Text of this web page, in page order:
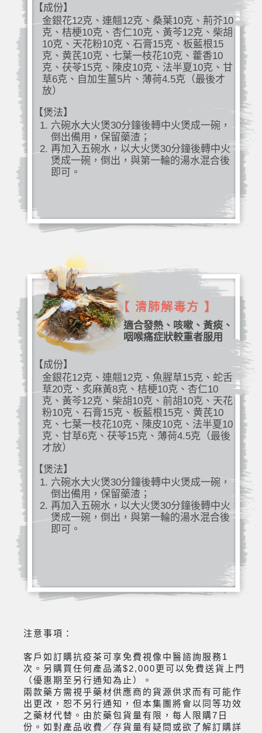
【成份】
金銀花12克、連翹12克、桑葉10克、荊芥10
克、桔梗10克、杏仁10克、黃芩12克、柴胡
10克、天花粉10克、石膏15克、板藍根15
克、黄芪10克、七葉一枝花10克、藿香10
克、茯苓15克、陳皮10克、法半夏10克、甘
草6克、自加生薑5片、薄荷4.5克（最後才
放）
【煲法】
六碗水大火煲30分鐘後轉中火煲成一碗，
倒出備用，保留藥渣；
再加入五碗水，以大火煲30分鐘後轉中火
煲成一碗，倒出，與第一輪的湯水混合後
即可。
【 清肺解毒方 】
適合發熱、咳嗽、黃痰、
咽喉痛症狀較重者服用
【成份】
金銀花12克、連翹12克、魚腥草15克、蛇舌
草20克、炙麻黃8克、桔梗10克、杏仁10
克、黃芩12克、柴胡10克、前胡10克、天花
粉10克、石膏15克、板藍根15克、黄芪10
克、七葉一枝花10克、陳皮10克、法半夏10
克、甘草6克、茯苓15克、薄荷4.5克（最後
才放）
【煲法】
六碗水大火煲30分鐘後轉中火煲成一碗，
倒出備用，保留藥渣；
再加入五碗水，以大火煲30分鐘後轉中火
煲成一碗，倒出，與第一輪的湯水混合後
即可。
注意事項：
客戶如訂購抗疫茶可享免費視像中醫諮詢服務1
次。另購買任何產品滿$2,000更可以免費送貨上門
（優惠期至另行通知為止）。
兩款藥方需視乎藥材供應商的貨源供求而有可能作
出更改，恕不另行通知，但本集團將會以同等功效
之藥材代替。由於藥包貨量有限，每人限購7日
份。如對產品收費／存貨量有疑問或欲了解訂購詳